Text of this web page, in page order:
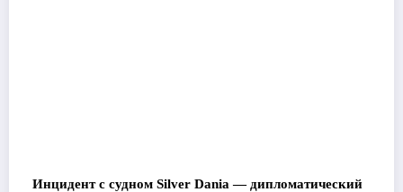
Инцидент с судном Silver Dania — дипломатический